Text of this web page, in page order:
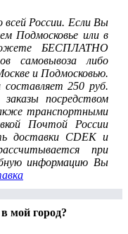
России. Если Вы
Подмосковье или в
БЕСПЛАТНО
самовывоза либо
и Подмосковью.
составляет 250 руб.
посредством
транспортными
Почтой России
доставки CDEK и
при
информацию Вы
мой город?